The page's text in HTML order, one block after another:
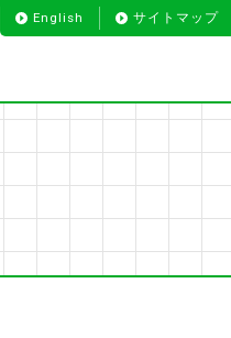
English サイトマップ
組織図
ライフサポート